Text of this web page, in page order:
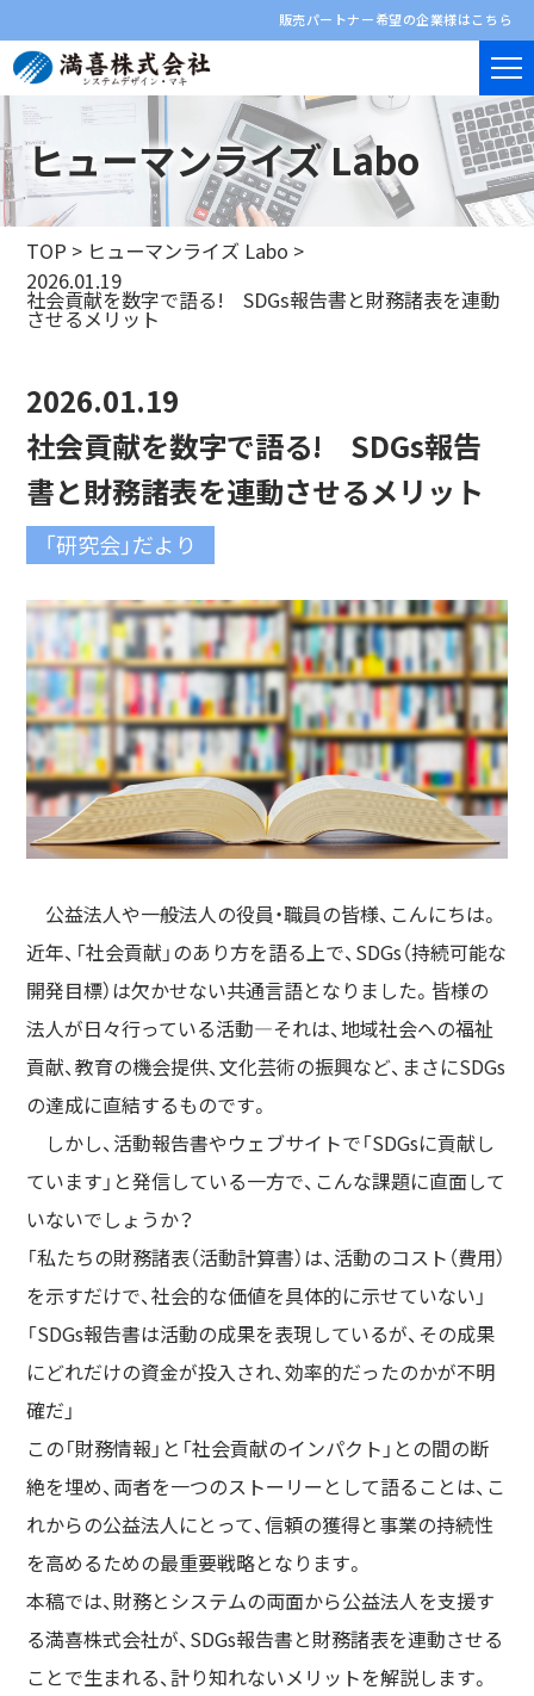
販売パートナー希望の企業様はこちら
ヒューマンライズ Labo
TOP > ヒューマンライズ Labo >
2026.01.19
社会貢献を数字で語る! SDGs報告書と財務諸表を連動
させるメリット
2026.01.19
社会貢献を数字で語る! SDGs報告
書と財務諸表を連動させるメリット
「研究会」だより
公益法人や一般法人の役員・職員の皆様、こんにちは。
近年、「社会貢献」のあり方を語る上で、SDGs（持続可能な
開発目標）は欠かせない共通言語となりました。皆様の
法人が日々行っている活動—それは、地域社会への福祉
貢献、教育の機会提供、文化芸術の振興など、まさにSDGs
の達成に直結するものです。
しかし、活動報告書やウェブサイトで「SDGsに貢献し
ています」と発信している一方で、こんな課題に直面して
いないでしょうか？
「私たちの財務諸表（活動計算書）は、活動のコスト（費用）
を示すだけで、社会的な価値を具体的に示せていない」
「SDGs報告書は活動の成果を表現しているが、その成果
にどれだけの資金が投入され、効率的だったのかが不明
確だ」
この「財務情報」と「社会貢献のインパクト」との間の断
絶を埋め、両者を一つのストーリーとして語ることは、こ
れからの公益法人にとって、信頼の獲得と事業の持続性
を高めるための最重要戦略となります。
本稿では、財務とシステムの両面から公益法人を支援す
る満喜株式会社が、SDGs報告書と財務諸表を連動させる
ことで生まれる、計り知れないメリットを解説します。